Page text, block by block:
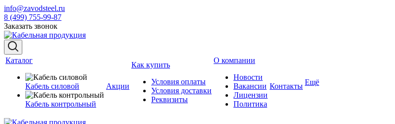
info@zavodsteel.ru
8 (499) 755-99-87
Заказать звонок
Каталог
Кабель силовой
Кабель контрольный
Акции
Как купить
Условия оплаты
Условия доставки
Реквизиты
О компании
Новости
Вакансии
Лицензии
Политика
Контакты Ещё